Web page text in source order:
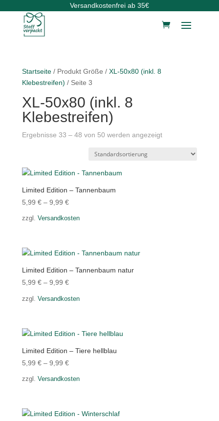
Versandkostenfrei ab 35€
Startseite/ Produkt Größe / XL-50x80 (inkl. 8
Klebestreifen) / Seite 3
XL-50x80 (inkl. 8
Klebestreifen)
Ergebnisse 33 – 48 von 50 werden angezeigt
Limited Edition – Tannenbaum
5,99 €– 9,99 €
zzgl. Versandkosten
Limited Edition – Tannenbaum natur
5,99 €– 9,99 €
zzgl. Versandkosten
Limited Edition – Tiere hellblau
5,99 €– 9,99 €
zzgl. Versandkosten